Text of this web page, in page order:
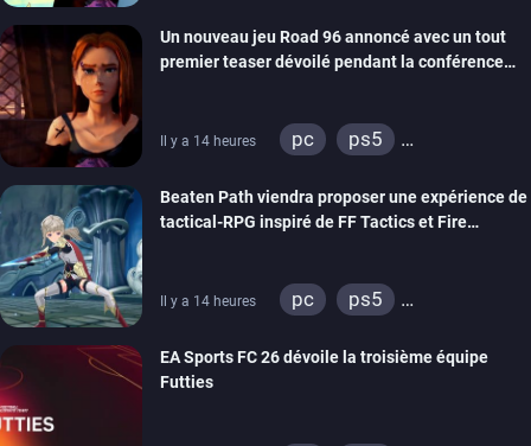
stadia
ps4
xbox one
switch 2
Un nouveau jeu Road 96 annoncé avec un tout
premier teaser dévoilé pendant la conférence
Il y a 14 heures pc
ps5
stadia
ps4
xbox one
Beaten Path viendra proposer une expérience de
tactical-RPG inspiré de FF Tactics et Fire
Il y a 14 heures pc
ps5
EA Sports FC 26 dévoile la troisième équipe
Futties